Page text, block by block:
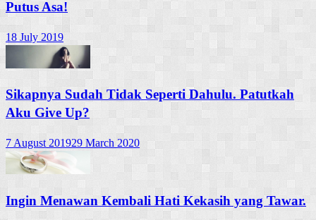
Putus Asa!
18 July 2019
Sikapnya Sudah Tidak Seperti Dahulu. Patutkah
Aku Give Up?
7 August 201929 March 2020
Ingin Menawan Kembali Hati Kekasih yang Tawar.